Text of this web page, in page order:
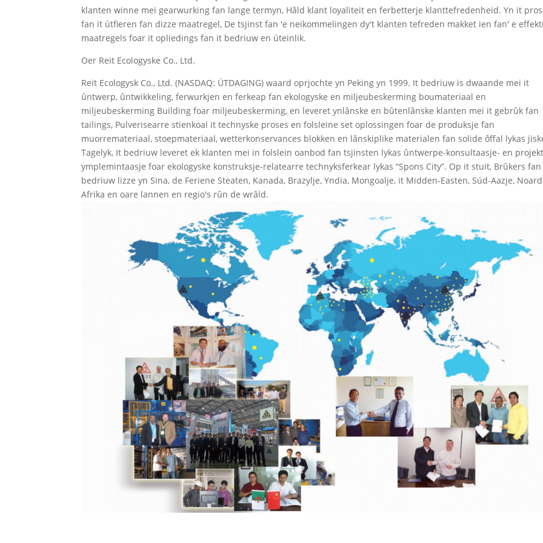
klanten winne mei gearwurking fan lange termyn, Hâld klant loyaliteit en ferbetterje klanttefredenheid. Yn it
fan it útfieren fan dizze maatregel, De tsjinst fan 'e neikommelingen dy't klanten tefreden makket ien fan' e
maatregels foar it opliedings fan it bedriuw en úteinlik.
Oer Reit Ecologyske Co., Ltd.
Reit Ecologysk Co., Ltd. (NASDAQ: ÚTDAGING) waard oprjochte yn Peking yn 1999. It bedriuw is dwaande mei it
ûntwerp, ûntwikkeling, ferwurkjen en ferkeap fan ekologyske en miljeubeskerming boumateriaal en
miljeubeskerming Building foar miljeubeskerming, en leveret ynlânske en bûtenlânske klanten mei it gebrûk fan
tailings, Pulverisearre stienkoal it technyske proses en folsleine set oplossingen foar de produksje fan
muorremateriaal, stoepmateriaal, wetterkonservances blokken en lânskiplike materialen fan solide ôffal lykas
Tagelyk, It bedriuw leveret ek klanten mei in folslein oanbod fan tsjinsten lykas ûntwerpe-konsultaasje- en
ymplemintaasje foar ekologyske konstruksje-relatearre technyksferkear lykas “Spons City”. Op it stuit, Brûkers
bedriuw lizze yn Sina, de Feriene Steaten, Kanada, Brazylje, Yndia, Mongoalje, it Midden-Easten, Súd-Aazje,
Afrika en oare lannen en regio's rûn de wrâld.